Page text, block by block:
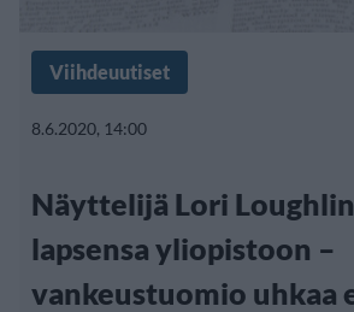
Viihdeuutiset
8.6.2020, 14:00
Näyttelijä Lori
lapsensa yliopistoon –
vankeustuomio uhkaa